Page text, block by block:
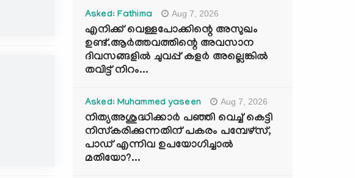
Asked: Fathima Aug 7, 2026
എനിക്ക് വെള്ളപോക്കിന്റെ അസുഖം
ഉണ്ട്.ആർത്തവത്തിന്റെ അവസാന
ദിവസങ്ങളിൽ ചുവപ്പ് കളർ അല്ലെങ്കിൽ
തവിട്ട് നിറം...
Asked: Muhammed yaseen Aug 7, 2026
നിത്യഅശുദ്ധിക്കാർ പഞ്ഞി വെച്ച് കെട്ടി
നിസ്കരിക്കുന്നതിന് പകരം പമ്പേഴ്സ്,
പാഡ് എന്നിവ ഉപയോഗിച്ചാൽ
മതിയോ?...